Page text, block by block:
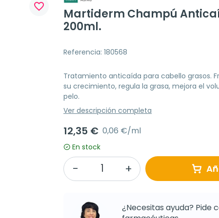
favorite_border
Martiderm Champú
200ml.
Referencia: 180568
Tratamiento anticaída para cabello grasos.
su crecimiento, regula la grasa, mejora el
pelo.
Ver descripción completa
12,35 € 0,06 €/ml
En stock
¿Necesitas ayuda? Pide